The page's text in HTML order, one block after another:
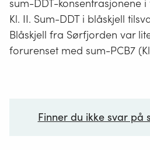
sum-DDT-konsentrasjonene
Kl. II. Sum-DDT i blåskjell
Blåskjell fra Sørfjorden var
forurenset med sum-PCB7
Finner du ikke svar på